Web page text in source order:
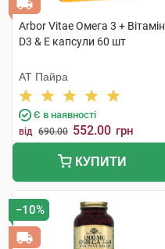
Arbor Vitae Омега 3 + Вітамін
D3 & Е капсули 60 шт
АТ Пайра
Є в наявності
від 690.00 552.00 грн
КУПИТИ
−10%